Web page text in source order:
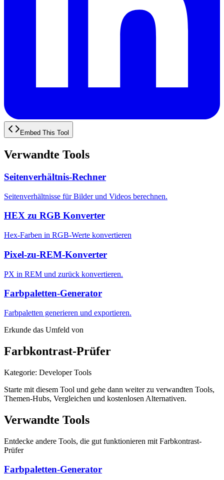
Embed This Tool
Verwandte Tools
Seitenverhältnis-Rechner
Seitenverhältnisse für Bilder und Videos berechnen.
HEX zu RGB Konverter
Hex-Farben in RGB-Werte konvertieren
Pixel-zu-REM-Konverter
PX in REM und zurück konvertieren.
Farbpaletten-Generator
Farbpaletten generieren und exportieren.
Erkunde das Umfeld von
Farbkontrast-Prüfer
Kategorie: Developer Tools
Starte mit diesem Tool und gehe dann weiter zu verwandten Tools,
Themen-Hubs, Vergleichen und kostenlosen Alternativen.
Verwandte Tools
Entdecke andere Tools, die gut funktionieren mit Farbkontrast-
Prüfer
Farbpaletten-Generator